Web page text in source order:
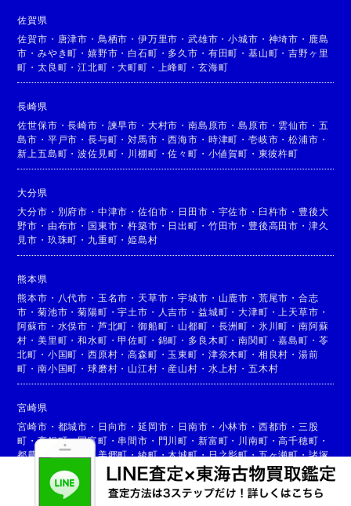
佐賀県
佐賀市 ・ 唐津市 ・ 鳥栖市 ・伊万里市 ・武雄市 ・小城市 ・ 神埼市 ・ 鹿島
市 ・みやき町 ・嬉野市 ・ 白石町 ・ 多久市 ・ 有田町 ・ 基山町 ・吉野ヶ里
町 ・太良町 ・江北町 ・大町町 ・ 上峰町 ・ 玄海町
長崎県
佐世保市 ・長崎市 ・ 諫早市 ・ 大村市 ・南島原市 ・島原市 ・ 雲仙市 ・ 五
島市 ・ 平戸市 ・長与町 ・対馬市 ・西海市 ・ 時津町 ・ 壱岐市 ・松浦市 ・
新上五島町 ・波佐見町 ・ 川棚町 ・佐々町 ・ 小値賀町 ・ 東彼杵町
大分県
大分市 ・ 別府市 ・ 中津市 ・佐伯市 ・ 日田市 ・ 宇佐市 ・ 臼杵市 ・ 豊後大
野市 ・ 由布市 ・ 国東市 ・杵築市 ・ 日出町 ・ 竹田市 ・ 豊後高田市 ・ 津久
見市 ・ 玖珠町 ・ 九重町 ・姫島村
熊本県
熊本市 ・ 八代市 ・ 玉名市 ・ 天草市 ・宇城市 ・ 山鹿市 ・ 荒尾市 ・ 合志
市 ・菊池市 ・菊陽町 ・宇土市 ・ 人吉市 ・ 益城町 ・大津町 ・ 上天草市 ・
阿蘇市 ・ 水俣市 ・ 芦北町 ・御船町 ・ 山都町 ・ 長洲町 ・ 氷川町 ・ 南阿蘇
村 ・美里町 ・和水町 ・甲佐町 ・ 錦町 ・ 多良木町 ・南関町 ・嘉島町 ・ 苓
北町 ・ 小国町 ・西原村 ・高森町 ・ 玉東町 ・ 津奈木町 ・ 相良村 ・ 湯前
町 ・南小国町 ・球磨村 ・ 山江村 ・ 産山村 ・ 水上村 ・ 五木村
宮崎県
宮崎市 ・ 都城市 ・ 日向市 ・延岡市 ・ 日南市 ・ 小林市 ・ 西都市 ・ 三股
町 ・高鍋町・国富町 ・ 串間市 ・ 門川町 ・ 新富町 ・ 川南町 ・高千穂町 ・
都農町
高原町 ・美郷町・綾町・木城町・日之影町・五ヶ瀬町・諸塚
椎葉村・ 西米良村